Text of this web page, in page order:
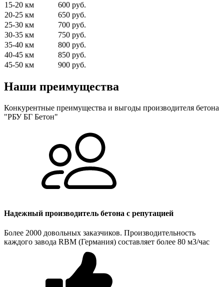
15-20 км
600 руб.
20-25 км
650 руб.
25-30 км
700 руб.
30-35 км
750 руб.
35-40 км
800 руб.
40-45 км
850 руб.
45-50 км
900 руб.
Наши преимущества
Конкурентные преимущества и выгоды производителя бетона
"РБУ БГ Бетон"
Надежный производитель бетона с репутацией
Более 2000 довольных заказчиков. Производительность
каждого завода RBM (Германия) составляет более 80 м3/час